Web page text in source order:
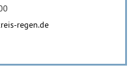
regen.de